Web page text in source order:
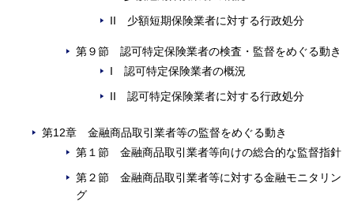
II 少額短期保険業者に対する行政処分
第９節 認可特定保険業者の検査・監督をめぐる動き
I 認可特定保険業者の概況
II 認可特定保険業者に対する行政処分
第12章 金融商品取引業者等の監督をめぐる動き
第１節 金融商品取引業者等向けの総合的な監督指針
第２節 金融商品取引業者等に対する金融モニタリン
グ